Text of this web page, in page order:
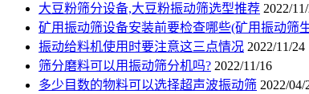
大豆粉筛分设备,大豆粉振动筛选型推荐 2022/
矿用振动筛设备安装前要检查哪些(矿用振动筛
振动给料机使用时要注意这三点情况 2022/11/24
筛分磨料可以用振动筛分机吗? 2022/11/16
多少目数的物料可以选择超声波振动筛 2022/04/